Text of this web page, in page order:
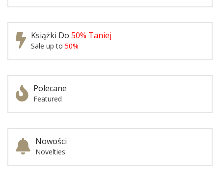
Książki Do 50% Taniej
Sale up to 50%
Polecane
Featured
Nowości
Novelties